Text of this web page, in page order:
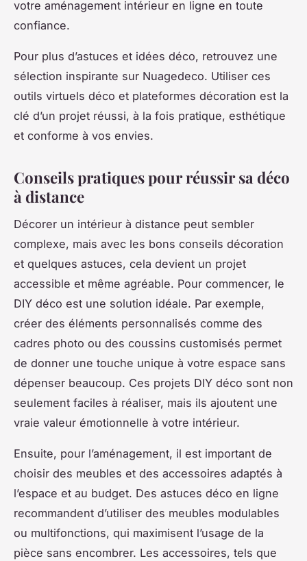
votre aménagement intérieur en ligne en toute
confiance.
Pour plus d’astuces et idées déco, retrouvez une
sélection inspirante sur Nuagedeco. Utiliser ces
outils virtuels déco et plateformes décoration est la
clé d’un projet réussi, à la fois pratique, esthétique
et conforme à vos envies.
Conseils pratiques pour réussir sa déco
à distance
Décorer un intérieur à distance peut sembler
complexe, mais avec les bons conseils décoration
et quelques astuces, cela devient un projet
accessible et même agréable. Pour commencer, le
DIY déco est une solution idéale. Par exemple,
créer des éléments personnalisés comme des
cadres photo ou des coussins customisés permet
de donner une touche unique à votre espace sans
dépenser beaucoup. Ces projets DIY déco sont non
seulement faciles à réaliser, mais ils ajoutent une
vraie valeur émotionnelle à votre intérieur.
Ensuite, pour l’aménagement, il est important de
choisir des meubles et des accessoires adaptés à
l’espace et au budget. Des astuces déco en ligne
recommandent d’utiliser des meubles modulables
ou multifonctions, qui maximisent l’usage de la
pièce sans encombrer. Les accessoires, tels que